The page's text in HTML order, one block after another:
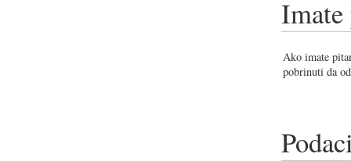
Imate
Ako imate
pobrinuti da